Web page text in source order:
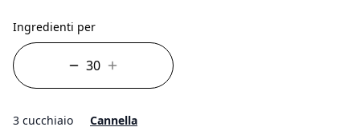
Ingredienti per
3 cucchiaio
Cannella